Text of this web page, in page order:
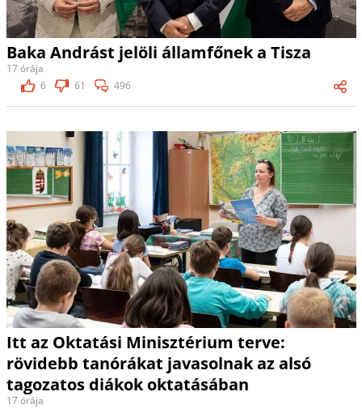
Baka Andrást jelöli államfőnek a Tisza
17 órája
6
61 496
Itt az Oktatási Minisztérium terve:
rövidebb tanórákat javasolnak az alsó
tagozatos diákok oktatásában
17 órája